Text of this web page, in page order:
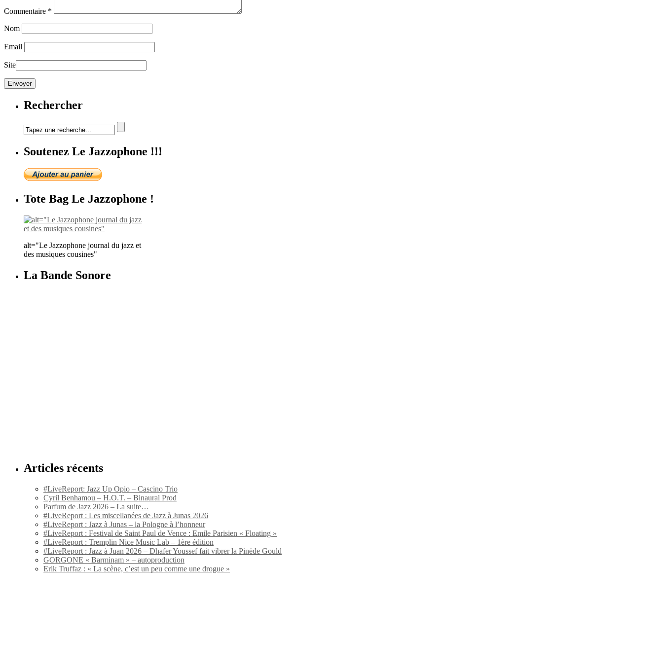
Commentaire *
Nom
Email
Site
Rechercher
Soutenez Le Jazzophone !!!
Tote Bag Le Jazzophone !
alt="Le Jazzophone journal du jazz et
des musiques cousines"
La Bande Sonore
Articles récents
#LiveReport: Jazz Up Opio – Cascino Trio
Cyril Benhamou – H.O.T. – Binaural Prod
Parfum de Jazz 2026 – La suite…
#LiveReport : Les miscellanées de Jazz à Junas 2026
#LiveReport : Jazz à Junas – la Pologne à l’honneur
#LiveReport : Festival de Saint Paul de Vence : Emile Parisien « Floating »
#LiveReport : Tremplin Nice Music Lab – 1ère édition
#LiveReport : Jazz à Juan 2026 – Dhafer Youssef fait vibrer la Pinède Gould
GORGONE « Barminam » – autoproduction
Erik Truffaz : « La scène, c’est un peu comme une drogue »